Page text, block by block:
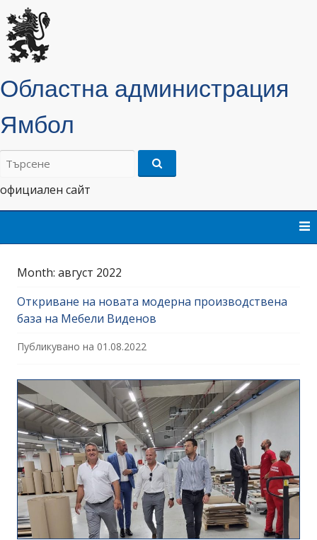
Областна администрация
Ямбол
Търсене
официален сайт
Month: август 2022
Oткриване на новата модерна производствена
база на Мебели Виденов
Публикувано на 01.08.2022